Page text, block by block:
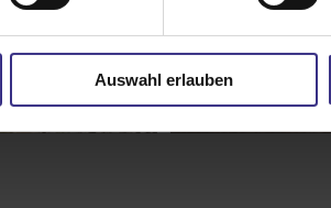
Auswahl erlauben